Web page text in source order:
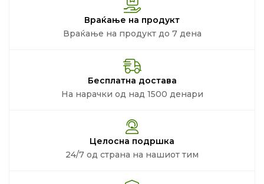
Враќање на продукт
Враќање на продукт до 7 дена
Бесплатна достава
На нарачки од над 1500 денари
Целосна подршка
24/7 од страна на нашиот тим